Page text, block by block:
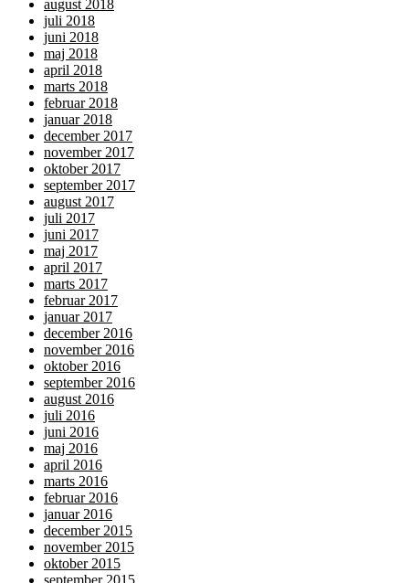
august 2018
juli 2018
juni 2018
maj 2018
april 2018
marts 2018
februar 2018
januar 2018
december 2017
november 2017
oktober 2017
september 2017
august 2017
juli 2017
juni 2017
maj 2017
april 2017
marts 2017
februar 2017
januar 2017
december 2016
november 2016
oktober 2016
september 2016
august 2016
juli 2016
juni 2016
maj 2016
april 2016
marts 2016
februar 2016
januar 2016
december 2015
november 2015
oktober 2015